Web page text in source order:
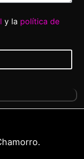
y la política de